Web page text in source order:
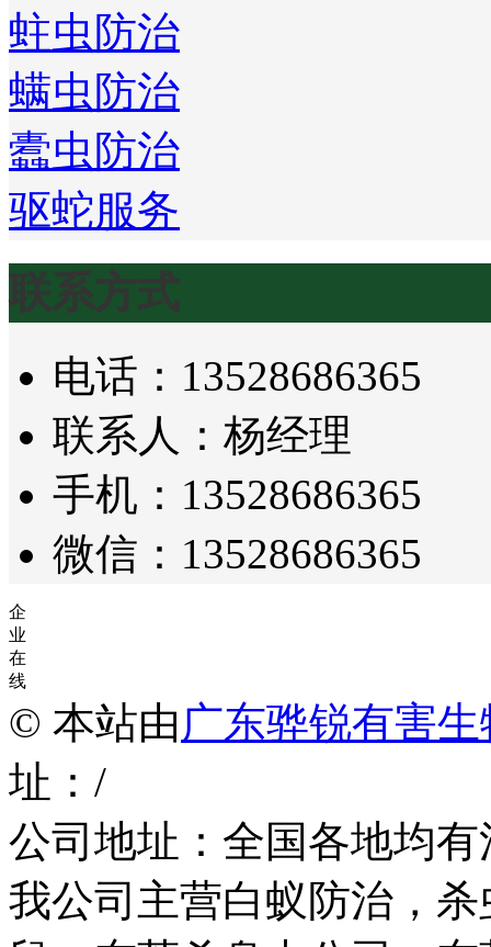
蛀虫防治
螨虫防治
蠹虫防治
驱蛇服务
联系方式
电话：13528686365
联系人：杨经理
手机：13528686365
微信：13528686365
企
业
在
线
© 本站由 广东骅锐有害
址：/
公司地址：全国各地均
我公司主营白蚁防治，